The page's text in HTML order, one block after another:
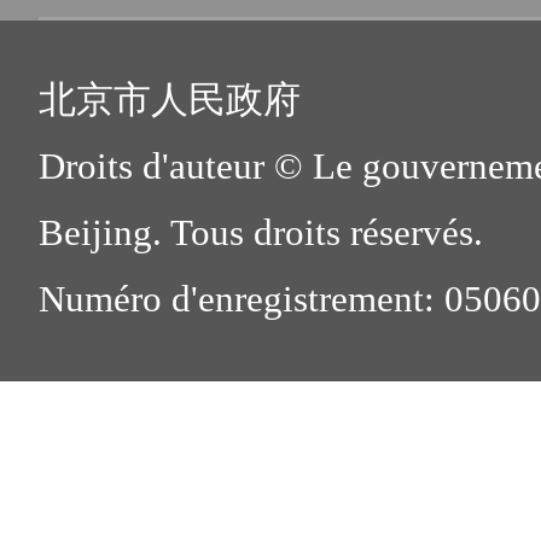
北京市人民政府
Droits d'auteur © Le
Beijing. Tous droits réservés.
Numéro d'enregistrement: